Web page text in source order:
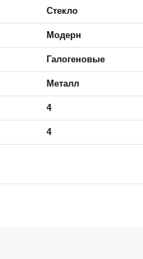
Стекло
Модерн
Галогеновые
Металл
4
4